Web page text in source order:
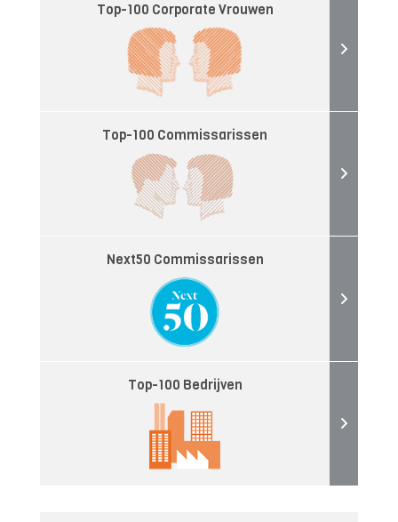
Top-100 Corporate Vrouwen
Top-100 Commissarissen
Next50 Commissarissen
Top-100 Bedrijven